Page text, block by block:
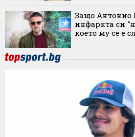
Защо Антонио
инфаркта си
което му се е